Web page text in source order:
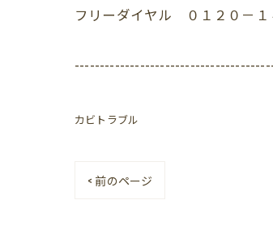
フリーダイヤル ０１２０－１
カビトラブル
< 前のページ